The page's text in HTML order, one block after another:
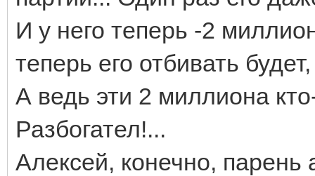
И у него теперь -2
теперь его отбивать
А ведь эти 2 миллиона
Разбогател!...
Алексей, конечно, парень